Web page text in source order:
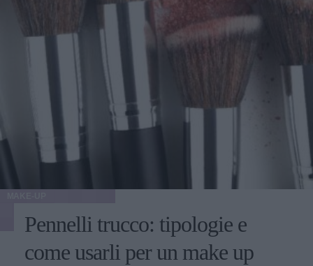
Pennelli trucco: tipologie e
come usarli per un make up